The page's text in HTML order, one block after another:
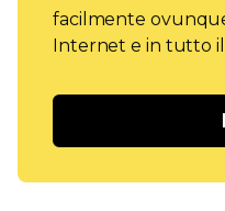
facilmente
Internet e in tutto